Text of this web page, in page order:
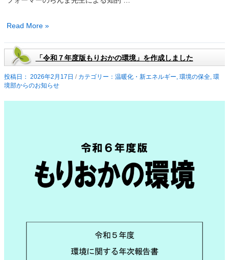
知
ら
エ
博
も
り
お
か
Read More »
「令和７年度版もりおかの環境」を作成しました
2026年2月17日 / 温暖化・新エネルギー, 環境の保全, 環
境部からのお知らせ